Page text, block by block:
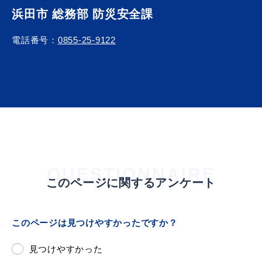
ごみ・リサイクル
防災・消防
公共交通・
敬老福祉乗車券
公共施設
浜田市 総務部 防災安全課
電話番号： 0855-25-9122
QUESTIONNAIRE
このページに関するアンケート
このページは見つけやすかったですか？
見つけやすかった